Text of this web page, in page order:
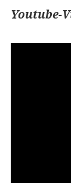
Youtube-